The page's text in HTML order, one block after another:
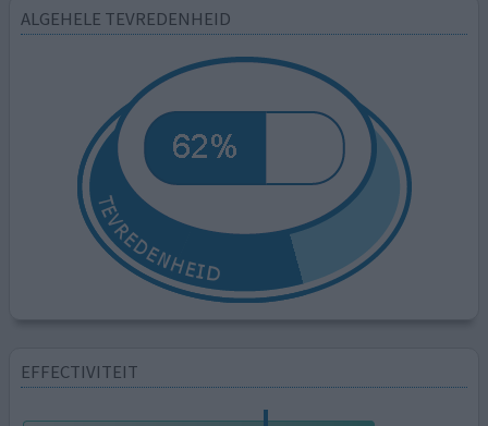
ALGEHELE TEVREDENHEID
EFFECTIVITEIT